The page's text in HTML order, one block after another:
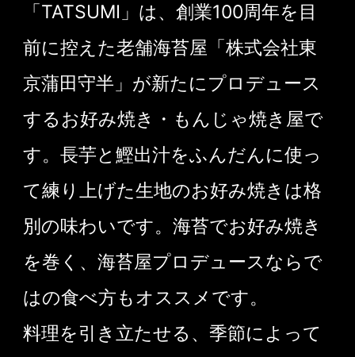
「TATSUMI」は、創業100周年を目
前に控えた老舗海苔屋「株式会社東
京蒲田守半」が新たにプロデュース
するお好み焼き・もんじゃ焼き屋で
す。長芋と鰹出汁をふんだんに使っ
て練り上げた生地のお好み焼きは格
別の味わいです。海苔でお好み焼き
を巻く、海苔屋プロデュースならで
はの食べ方もオススメです。
料理を引き立たせる、季節によって